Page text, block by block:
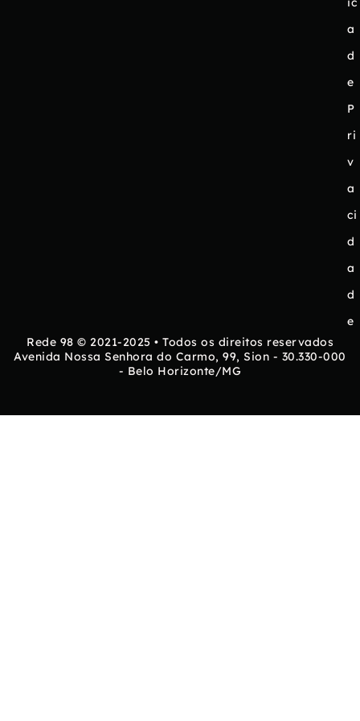
a
d
e
P
ri
v
a
ci
d
a
d
e
Rede 98 © 2021-2025 • Todos os direitos reservados
Avenida Nossa Senhora do Carmo, 99, Sion - 30.330-000
- Belo Horizonte/MG